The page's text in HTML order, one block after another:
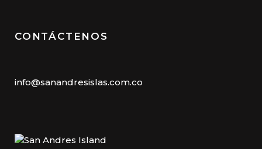
CONTÁCTENOS
info@sanandresislas.com.co